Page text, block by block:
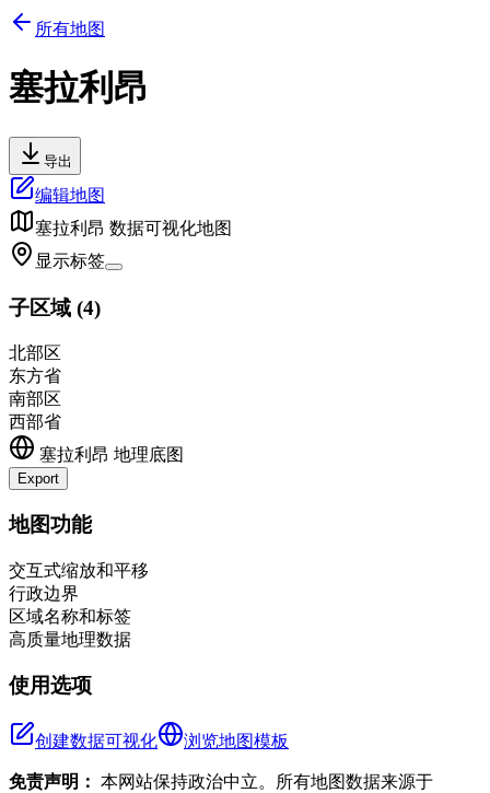
所有地图
塞拉利昂
导出
编辑地图
塞拉利昂 数据可视化地图
显示标签
子区域 (4)
北部区
东方省
南部区
西部省
塞拉利昂 地理底图
Export
+
地图功能
交互式缩放和平移
行政边界
区域名称和标签
高质量地理数据
使用选项
创建数据可视化 浏览地图模板
免责声明： 本网站保持政治中立。所有地图数据来源于